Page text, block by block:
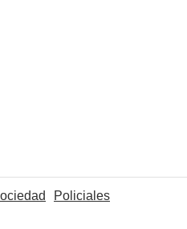
Policiales